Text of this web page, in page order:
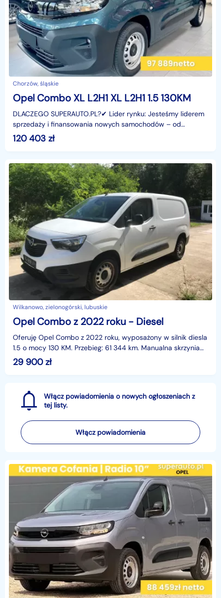
Chorzów, śląskie
Opel Combo XL L2H1 XL L2H1 1.5 130KM
DLACZEGO SUPERAUTO.PL?✔ Lider rynku: Jesteśmy liderem
sprzedaży i finansowania nowych samochodów – od
osobowych, przez dostawcze, po segment premium.✔
Zaufanie
120 403 zł
Wilkanowo, zielonogórski, lubuskie
Opel Combo z 2022 roku - Diesel
Oferuję Opel Combo z 2022 roku, wyposażony w silnik diesla
1.5 o mocy 130 KM. Przebieg: 61 344 km. Manualna skrzynia
biegów, 4-drzwiowe nadwozie.Auto importowan
29 900zł
Włącz powiadomienia o nowych ogłoszeniach z
tej listy.
Włącz powiadomienia